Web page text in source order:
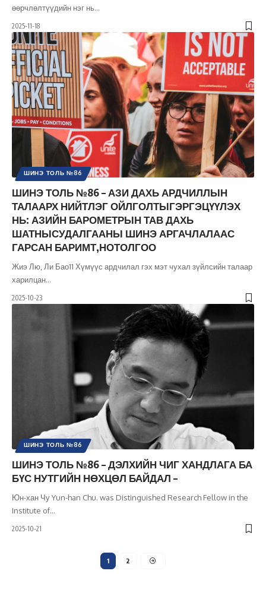
өөрчлөлтүүдийн нэг нь…
2025-11-18
ШИНЭ ТОЛЬ №86
ШИНЭ ТОЛЬ №86 – АЗИ ДАХЬ АРДЧИЛЛЫН
ТАЛААРХ НИЙТЛЭГ ОЙЛГОЛТЫГЭРГЭЦҮҮЛЭХ
НЬ: АЗИЙН БАРОМЕТРЫН ТАВ ДАХЬ
ШАТНЫСУДАЛГААНЫ ШИНЭ АРГАЧЛАЛААС
ГАРСАН БАРИМТ,НОТОЛГОО
Жиэ Лю, Ли Бао11 Хүмүүс ардчилал гэх мэт чухал зүйлсийн талаар
харилцан…
2025-10-23
ШИНЭ ТОЛЬ №86
ШИНЭ ТОЛЬ №86 – ДЭЛХИЙН ЧИГ ХАНДЛАГА БА
БҮС НУТГИЙН НӨХЦӨЛ БАЙДАЛ –
Юн-хан Чу Yun-han Chu. was Distinguished Research Fellow in the
Institute of…
2025-10-21
1 2